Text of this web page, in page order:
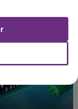
Calm Down